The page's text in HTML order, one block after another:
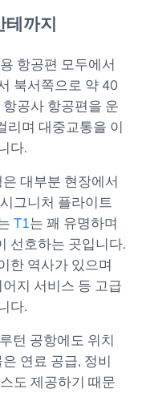
테까지
항공편 모두에서
북서쪽으로 약 40
공사 항공편을 운
리며 대중교통을 이
다.
대부분 현장에서
그니처 플라이트
T1는 꽤 유명하며
선호하는 곳입니다.
한 역사가 있으며
지 서비스 등 고급
다.
루턴 공항에도 위치
연료 공급, 정비
도 제공하기 때문